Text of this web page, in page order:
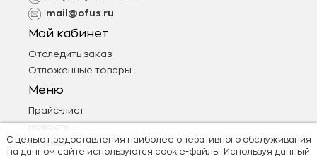
mail@ofus.ru
Мой кабинет
Отследить заказ
Отложенные товары
Меню
Прайс-лист
Отзывы
С целью предоставления наиболее оперативного обслуживания
на данном сайте используются cookie-файлы. Используя данный